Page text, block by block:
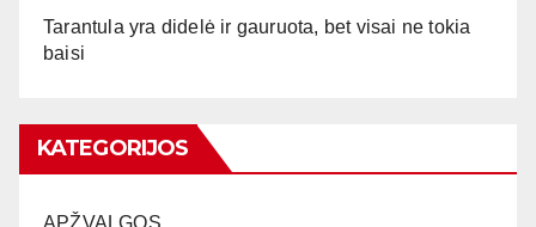
Tarantula yra didelė ir gauruota, bet visai ne tokia
baisi
KATEGORIJOS
APŽVALGOS